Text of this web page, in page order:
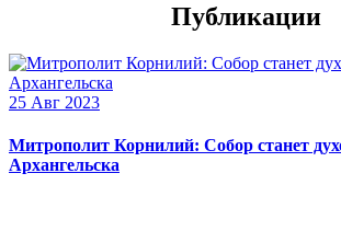
Публикации
25 Авг 2023
Митрополит Корнилий: Собор станет
Архангельска